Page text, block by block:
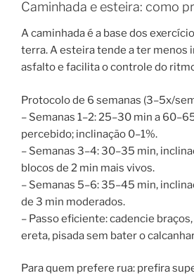
Caminhada e esteira: como
A caminhada é a base dos
terra. A esteira tende a ter menos
asfalto e facilita o controle do
Protocolo de 6 semanas (3–5x/
– Semanas 1–2: 25–30 min a
percebido; inclinação 0–1%.
– Semanas 3–4: 30–35 min,
blocos de 2 min mais vivos.
– Semanas 5–6: 35–45 min,
de 3 min moderados.
– Passo eficiente: cadencie
ereta, pisada sem bater o
Para quem prefere rua: prefira